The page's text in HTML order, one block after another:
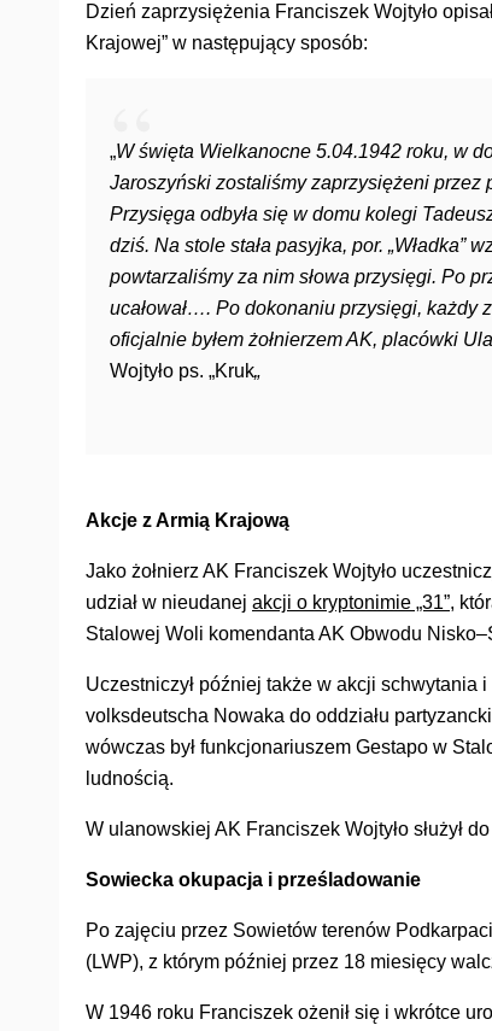
Dzień zaprzysiężenia Franciszek Wojtyło
Krajowej” w następujący sposób:
„W święta Wielkanocne 5.04.1942 roku, w
Jaroszyński zostaliśmy zaprzysiężeni przez
Przysięga odbyła się w domu kolegi
dziś. Na stole stała pasyjka, por. „Władka”
powtarzaliśmy za nim słowa przysięgi. Po
ucałował…. Po dokonaniu przysięgi, każdy
oficjalnie byłem żołnierzem AK, placówki
Wojtyło ps. „Kruk„
Akcje z Armią Krajową
Jako żołnierz AK Franciszek Wojtyło
udział w nieudanej akcji o kryptonimie „31”,
Stalowej Woli komendanta AK Obwodu
Uczestniczył później także w akcji
volksdeutscha Nowaka do oddziału
wówczas był funkcjonariuszem Gestapo w
ludnością.
W ulanowskiej AK Franciszek Wojtyło służył
Sowiecka okupacja i prześladowanie
Po zajęciu przez Sowietów terenów
(LWP), z którym później przez 18 miesięcy
W 1946 roku Franciszek ożenił się i wkrótce